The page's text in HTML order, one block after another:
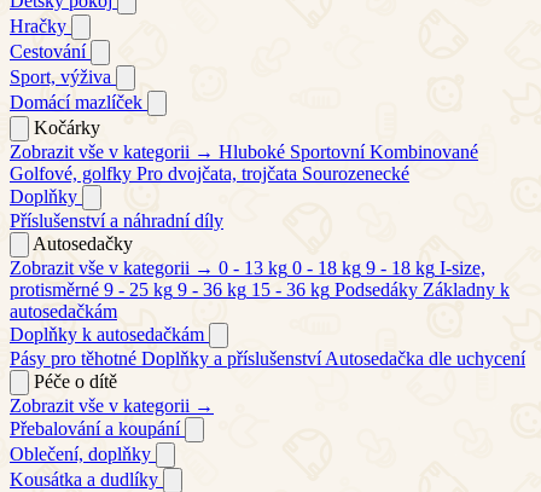
Hračky
Cestování
Sport, výživa
Domácí mazlíček
Kočárky
Zobrazit vše v kategorii → Hluboké Sportovní Kombinované
Golfové, golfky Pro dvojčata, trojčata Sourozenecké
Doplňky
Příslušenství a náhradní díly
Autosedačky
Zobrazit vše v kategorii → 0 - 13 kg 0 - 18 kg 9 - 18 kg I-size,
protisměrné 9 - 25 kg 9 - 36 kg 15 - 36 kg Podsedáky Základny k
autosedačkám
Doplňky k autosedačkám
Pásy pro těhotné Doplňky a příslušenství Autosedačka dle uchycení
Péče o dítě
Zobrazit vše v kategorii →
Přebalování a koupání
Oblečení, doplňky
Kousátka a dudlíky